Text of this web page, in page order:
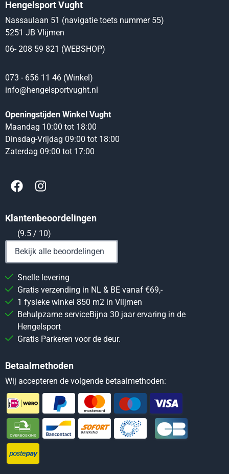
Hengelsport Vught
Nassaulaan 51 (navigatie toets nummer 55)
5251 JB Vlijmen
06- 208 59 821 (WEBSHOP)
073 - 656 11 46 (Winkel)
info@hengelsportvught.nl
Openingstijden Winkel Vught
Maandag 10:00 tot 18:00
Dinsdag-Vrijdag 09:00 tot 18:00
Zaterdag 09:00 tot 17:00
Klantenbeoordelingen
(9.5 / 10)
Bekijk alle beoordelingen
Snelle levering
Gratis verzending in NL & BE vanaf €69,-
1 fysieke winkel 850 m2 in Vlijmen
Behulpzame serviceBijna 30 jaar ervaring in de
Hengelsport
Gratis Parkeren voor de deur.
Betaalmethoden
Wij accepteren de volgende betaalmethoden: